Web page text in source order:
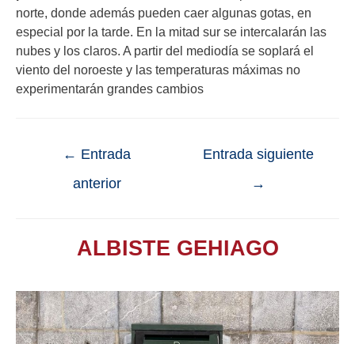
norte, donde además pueden caer algunas gotas, en
especial por la tarde. En la mitad sur se intercalarán las
nubes y los claros. A partir del mediodía se soplará el
viento del noroeste y las temperaturas máximas no
experimentarán grandes cambios
← Entrada
anterior
Entrada siguiente
→
ALBISTE GEHIAGO